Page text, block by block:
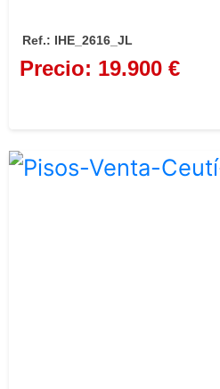
Ref.: IHE_2616_JL
Precio: 19.900 €